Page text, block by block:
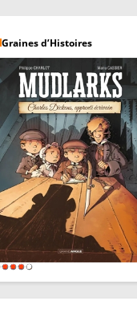
Graines d’Histoires